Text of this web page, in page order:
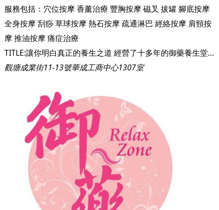
服務包括： 穴位按摩香薰治療 豐胸按摩磁叉 拔罐 腳底按摩
全身按摩刮痧草球按摩熱石按摩疏通淋巴 經絡按摩 肩頸按
摩推油按摩痛症治療
TITLE:讓你明白真正的養生之道 經營了十多年的御藥養生堂，以清新溫情風格良心經營。按摩師細心體貼，還會傳授很多保健養生知識給客人，除了提供服務，更關心客人的健康，希望你真正了解養生之道，可以好好更愛自己。 TITLE:只為滿足你的需要 小店雖小，但五臟俱全，御藥養生堂口碑更獲街坊讚賞。養生堂的環境清新，設有多個獨立房間，乾淨衛生，希望每位客人都可以按得舒服又安心。親切的治療師更樂意聆聽你的需要，為你推薦最好的服務。 TITLE:提供各式各樣的養生療程 御藥養生堂明白現今都市人長期處於壓力，缺乏適度運動，熬夜、成日低頭等不良習慣，容易使膀胱經筋處於緊繃狀態，小則周身痠痛，易躁等，大則會有痛症，例如五十肩、富貴包、寒背等，而御藥養生堂都可以幫手解決各種問題。御藥養生堂選用法國天然抗敏的精油，為照顧到每位客人的需要，亦提供不同顏色、不同功效的精油。而且，治療師熟讀經絡，對改善痛症有豐富經驗。
觀塘成業街11-13號華成工商中心1307室